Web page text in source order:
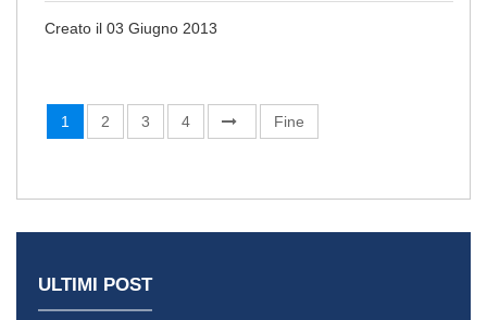
Creato il 03 Giugno 2013
1 2 3 4 Fine
ULTIMI POST